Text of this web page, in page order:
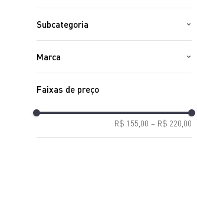
Subcategoria
Interno
Marca
Faixas de preço
R$ 155,00 – R$ 220,00